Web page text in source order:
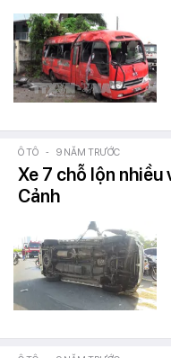
Ô TÔ - 9 NĂM TRƯỚC
Xe 7 chỗ lộn
Cảnh